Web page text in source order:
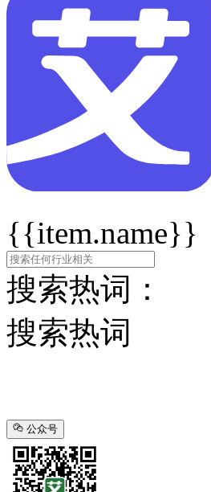
{{item.name}}
搜索热词：
搜索热词
公众号